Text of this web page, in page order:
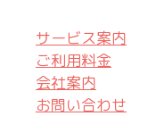
会社案内
お問い合わせ
サービス案内
ご利用料金
会社案内
お問い合わせ